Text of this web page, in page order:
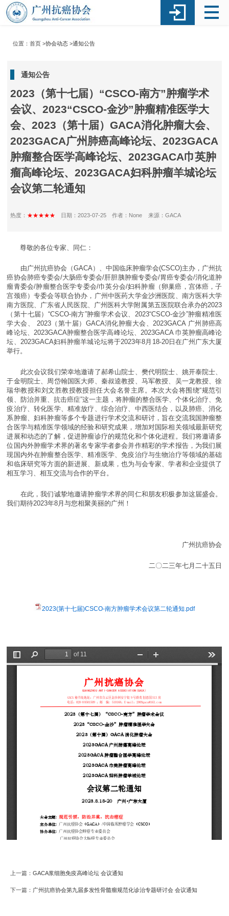
位置：首页 >协会动态>通知公告
通知公告
2023（第十七届）“CSCO-南方”肿瘤学术
会议、2023“CSCO-金沙”肿瘤精准医学大
会、2023（第十届）GACA消化肿瘤大会、
2023GACA广州肺癌高峰论坛、2023GACA
肿瘤整合医学高峰论坛、2023GACA巾英肿
瘤高峰论坛、2023GACA妇科肿瘤羊城论坛
会议第二轮通知
热度： ★★★★★ 日期：2023-07-25 作者：None 来源：GACA
尊敬的各位专家、同仁：
由广州抗癌协会（GACA）、中国临床肿瘤学会(CSCO)主办，广州抗
癌协会肺癌专委会/大肠癌专委会/肝胆胰肿瘤专委会/胃癌专委会/消化道肿
瘤青委会/肿瘤整合医学专委会/巾英分会/妇科肿瘤（卵巢癌，宫体癌，子
宫颈癌）专委会等联合协办，广州中医药大学金沙洲医院、南方医科大学
南方医院、广东省人民医院、广州医科大学附属第五医院联合承办的2023
（第十七届）“CSCO-南方”肿瘤学术会议、2023“CSCO-金沙”肿瘤精准医
学大会、 2023（第十届）GACA消化肿瘤大会、2023GACA 广州肺癌高
峰论坛、2023GACA肿瘤整合医学高峰论坛、2023GACA 巾英肿瘤高峰论
坛、2023GACA妇科肿瘤羊城论坛将于2023年8月18-20日在广州广东大厦
举行。
此次会议我们荣幸地邀请了郝希山院士、樊代明院士、姚开泰院士、
于金明院士、周岱翰国医大师、秦叔逵教授、马军教授、吴一龙教授、徐
瑞华教授和刘文胜教授教授担任大会名誉主席。本次大会将围绕“规范引
领、防治并重、抗击癌症”这一主题，将肿瘤的整合医学、个体化治疗、免
疫治疗、转化医学、精准放疗、综合治疗、中西医结合，以及肺癌、消化
系肿瘤、妇科肿瘤等多个专题进行学术交流和研讨，旨在交流我国肿瘤整
合医学与精准医学领域的经验和研究成果，增加对国际相关领域最新研究
进展和动态的了解，促进肿瘤诊疗的规范化和个体化进程。我们将邀请多
位国内外肿瘤学术界的著名专家学者参会并作精彩的学术报告，为我们展
现国内外在肿瘤整合医学、精准医学、免疫治疗与生物治疗等领域的基础
和临床研究等方面的新进展、新成果，也为与会专家、学者和企业提供了
相互学习、相互交流与合作的平台。
在此，我们诚挚地邀请肿瘤学术界的同仁和朋友积极参加这届盛会。
我们期待2023年8月与您相聚美丽的广州！
广州抗癌协会
二〇二三年七月二十五日
2023(第十七届)CSCO-南方肿瘤学术会议第二轮通知.pdf
上一篇： GACA浆细胞免疫高峰论坛 会议通知
下一篇： 广州抗癌协会第九届多发性骨髓瘤规范化诊治专题研讨会 会议通知